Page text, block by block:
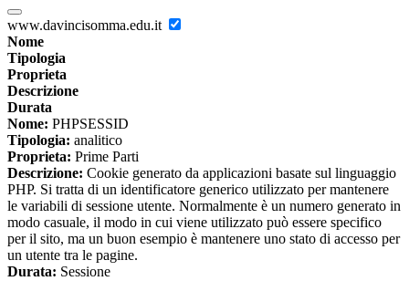
www.davincisomma.edu.it
Nome
Tipologia
Proprieta
Descrizione
Durata
Nome: PHPSESSID
Tipologia: analitico
Proprieta: Prime Parti
Descrizione: Cookie generato da applicazioni basate sul linguaggio
PHP. Si tratta di un identificatore generico utilizzato per mantenere
le variabili di sessione utente. Normalmente è un numero generato in
modo casuale, il modo in cui viene utilizzato può essere specifico
per il sito, ma un buon esempio è mantenere uno stato di accesso per
un utente tra le pagine.
Durata: Sessione